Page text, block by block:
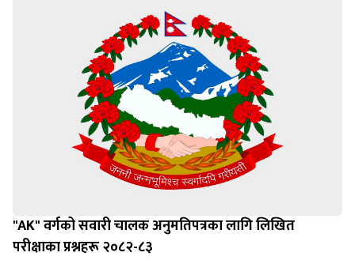
"AK" वर्गको सवारी चालक अनुमतिपत्रका लागि लिखित
परीक्षाका प्रश्नहरू २०८२-८३